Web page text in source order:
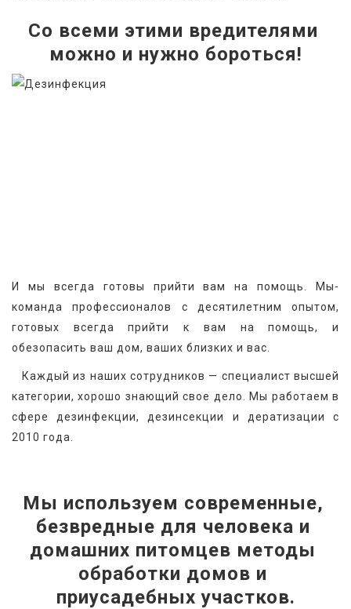
Со всеми этими вредителями
можно и нужно бороться!
И мы всегда готовы прийти вам на помощь. Мы-
команда профессионалов с десятилетним опытом,
готовых всегда прийти к вам на помощь, и
обезопасить ваш дом, ваших близких и вас.
Каждый из наших сотрудников — специалист высшей
категории, хорошо знающий свое дело. Мы работаем в
сфере дезинфекции, дезинсекции и дератизации с
2010 года.
Мы используем современные,
безвредные для человека и
домашних питомцев методы
обработки домов и
приусадебных участков.